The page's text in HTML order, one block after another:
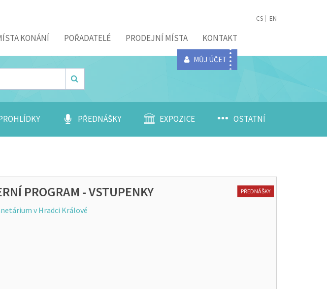
KONÁNÍ POŘADATELÉ PRODEJNÍ MÍSTA KONTAKT
MŮJ ÚČET
CS EN
PŘEDNÁŠKY EXPOZICE OSTATNÍ
PROGRAM - VSTUPENKY
v Hradci Králové
PŘEDNÁŠKY